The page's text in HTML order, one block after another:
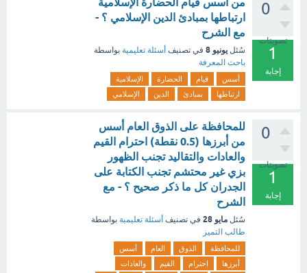
0
تصويتات
1
إجابة
ارتباطها بمبادئ الدين الإسلامي ؟ -
مع الشرح
سُئل يونيو 8 في تصنيف أسئلة تعليمية بواسطة
باحث المعرفة
أسس قيام الحضارة
الإسلامية
ارتباطها
بمبادئ الدين الإسلامي
0
تصويتات
1
إجابة
للمحافظة على الذوق العام أسس
من أبرزها (0.5 نقطة) احترام القيم
والعادات والتقاليد تجنب الظهور
بزي غير محتشم تجنب الكتابة على
الجدران كل ما ذكر صحيح ؟ - مع
الشرح
سُئل مايو 28 في تصنيف أسئلة تعليمية بواسطة
طالب التميز
للمحافظة الذوق العام
أسس
أبرزها
احترام القيم
والعادات